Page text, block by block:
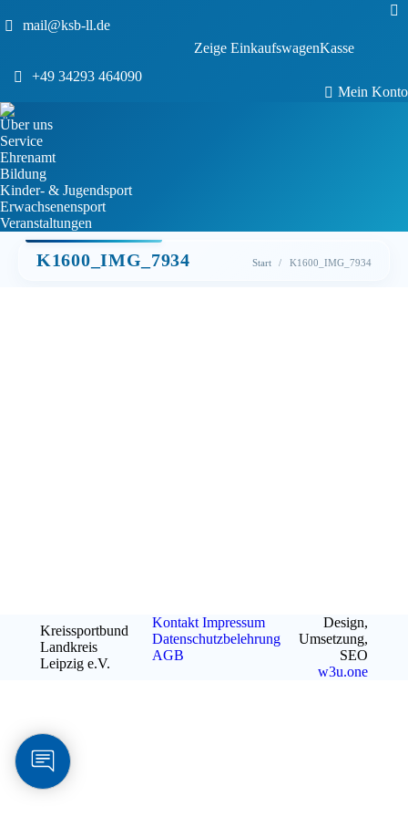
mail@ksb-ll.de
+49 34293 464090
Zeige EinkaufswagenKasse
Mein Konto
Über uns
Service
Ehrenamt
Bildung
Kinder- & Jugendsport
Erwachsenensport
Veranstaltungen
K1600_IMG_7934 Sie befinden sich hier:
Start K1600_IMG_7934
Kreissportbund
Landkreis
Leipzig e.V.
Kontakt Impressum
Datenschutzbelehrung
AGB
Design,
Umsetzung,
SEO
w3u.one